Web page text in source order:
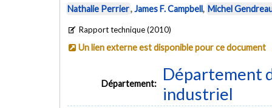
Nathalie Perrier,James F. Campbell, Michel
Rapport technique (2010)
Un lien externe est disponible pour ce document
Département:
Département
industriel